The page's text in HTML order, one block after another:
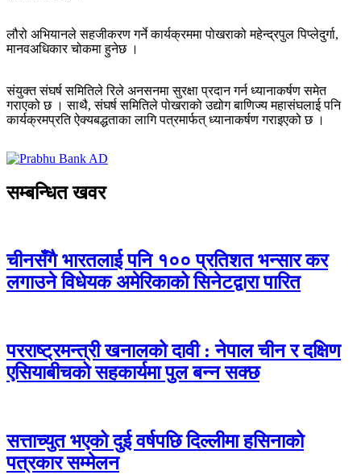
लौरो अभियानले सहजीकरण गर्ने कार्यक्रममा पोखराको महेन्द्रपुल पिप्लेदुर्गा,
मानवअधिकार चोकमा हुनेछ ।
संयुक्त संघर्ष समितिले रिले अनसनमा सुरक्षा प्रदान गर्न ध्यानाकर्षण समेत
गराएको छ । साथै, संघर्ष समितिले पोखराको उद्योग बाणिज्य महासंघलाई पनि
कार्यक्रमप्रति ऐक्यबद्धताका लागि पत्रमार्फत् ध्यानाकर्षण गराइएको छ ।
सम्बन्धित खवर
चीनसँगै भारतलाई पनि १०० प्रतिशत भन्सार कर
लगाउने विधेयक अमेरिकाको सिनेटद्वारा पारित
परराष्ट्रमन्त्री खनालको दावी : नेपाल चीन र दक्षिण
एसियाबीचको सहकार्यमा पुल बन्न सक्छ
सत्ताच्युत भएको दुई वर्षपछि दिल्लीमा हसिनाको
पत्रकार सम्मेलन